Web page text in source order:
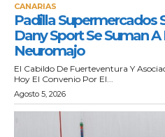
CANARIAS
Padilla Supermercados
Dany Sport Se Suman
Neuromajo
El Cabildo De Fuerteventura Y
Hoy El Convenio Por El...
Agosto 5, 2026